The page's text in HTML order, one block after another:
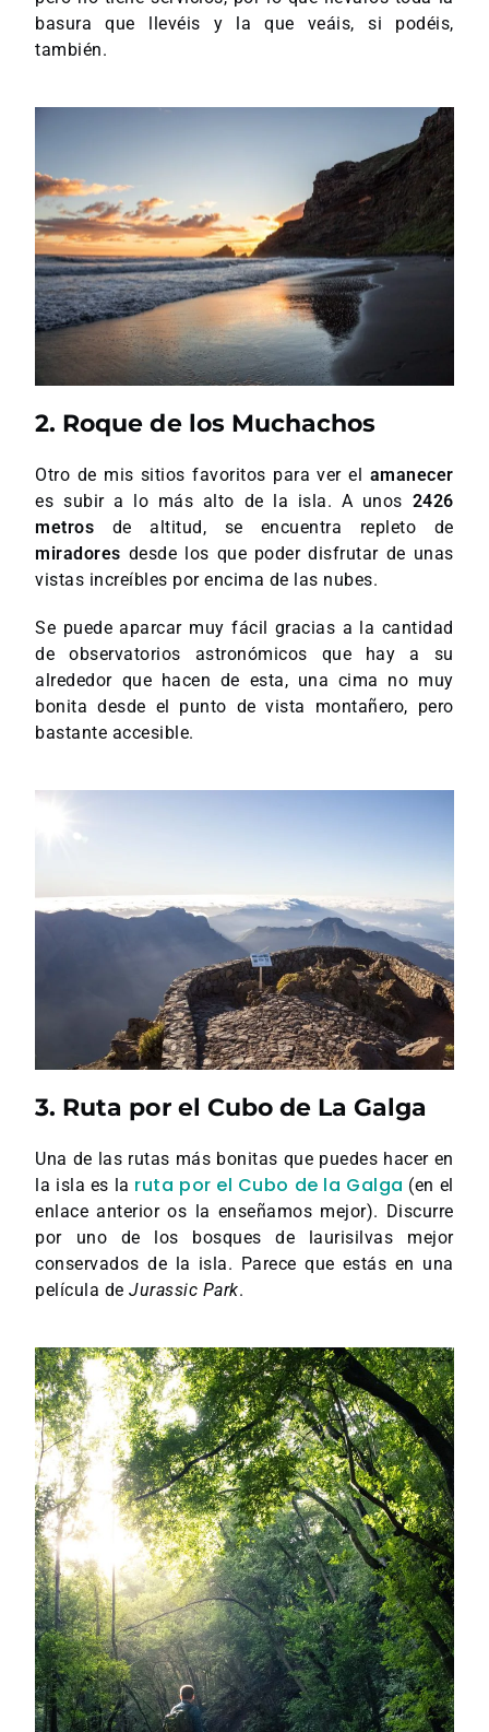
basura que llevéis y la que veáis, si podéis,
también.
2. Roque de los Muchachos
Otro de mis sitios favoritos para ver el amanecer
es subir a lo más alto de la isla. A unos 2426
metros de altitud, se encuentra repleto de
miradores desde los que poder disfrutar de unas
vistas increíbles por encima de las nubes.
Se puede aparcar muy fácil gracias a la cantidad
de observatorios astronómicos que hay a su
alrededor que hacen de esta, una cima no muy
bonita desde el punto de vista montañero, pero
bastante accesible.
3. Ruta por el Cubo de La Galga
Una de las rutas más bonitas que puedes hacer en
la isla es la ruta por el Cubo de la Galga (en el
enlace anterior os la enseñamos mejor). Discurre
por uno de los bosques de laurisilvas mejor
conservados de la isla. Parece que estás en una
película deJurassic Park.